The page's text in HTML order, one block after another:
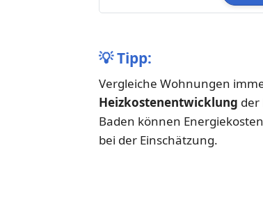
💡Tipp:
Vergleiche Wohnungen
Heizkostenentwicklung der
Baden können
bei der Einschätzung.